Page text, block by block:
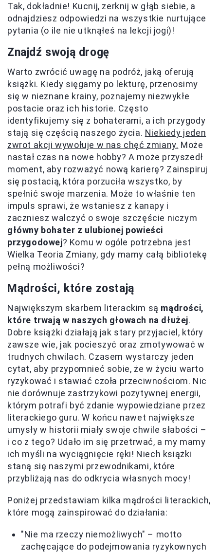
Tak, dokładnie! Kucnij, zerknij w głąb siebie, a
odnajdziesz odpowiedzi na wszystkie nurtujące
pytania (o ile nie utknąłeś na lekcji jogi)!
Znajdź swoją drogę
Warto zwrócić uwagę na podróż, jaką oferują
książki. Kiedy sięgamy po lekturę, przenosimy
się w nieznane krainy, poznajemy niezwykłe
postacie oraz ich historie. Często
identyfikujemy się z bohaterami, a ich przygody
stają się częścią naszego życia. Niekiedy jeden
zwrot akcji wywołuje w nas chęć zmiany. Może
nastał czas na nowe hobby? A może przyszedł
moment, aby rozważyć nową karierę? Zainspiruj
się postacią, która porzuciła wszystko, by
spełnić swoje marzenia. Może to właśnie ten
impuls sprawi, że wstaniesz z kanapy i
zaczniesz walczyć o swoje szczęście niczym
główny bohater z ulubionej powieści
przygodowej? Komu w ogóle potrzebna jest
Wielka Teoria Zmiany, gdy mamy całą bibliotekę
pełną możliwości?
Mądrości, które zostają
Największym skarbem literackim są mądrości,
które trwają w naszych głowach na dłużej.
Dobre książki działają jak stary przyjaciel, który
zawsze wie, jak pocieszyć oraz zmotywować w
trudnych chwilach. Czasem wystarczy jeden
cytat, aby przypomnieć sobie, że w życiu warto
ryzykować i stawiać czoła przeciwnościom. Nic
nie dorównuje zastrzykowi pozytywnej energii,
którym potrafi być zdanie wypowiedziane przez
literackiego guru. W końcu nawet największe
umysły w historii miały swoje chwile słabości –
i co z tego? Udało im się przetrwać, a my mamy
ich myśli na wyciągnięcie ręki! Niech książki
staną się naszymi przewodnikami, które
przybliżają nas do odkrycia własnych mocy!
Poniżej przedstawiam kilka mądrości literackich,
które mogą zainspirować do działania:
"Nie ma rzeczy niemożliwych" – motto
zachęcające do podejmowania ryzykownych